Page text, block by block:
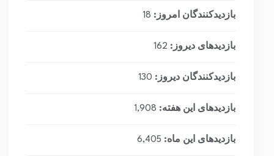
بازدیدکنندگان امروز: 18
بازدیدهای دیروز: 162
بازدیدکنندگان دیروز: 130
بازدیدهای این هفته: 1,908
بازدیدهای این ماه: 6,405